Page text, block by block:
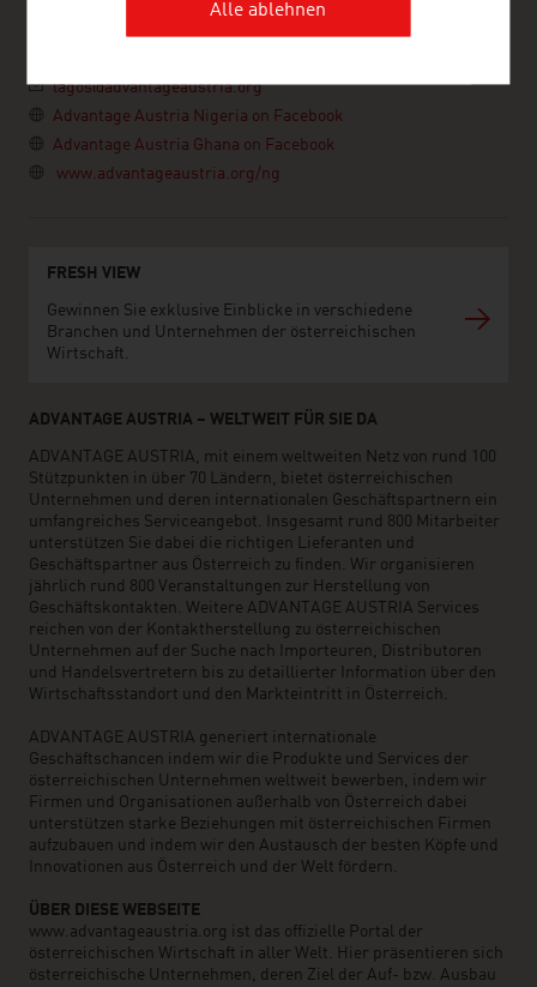
lagos@advantageaustria.org
Advantage Austria Nigeria on Facebook
Advantage Austria Ghana on Facebook
www.advantageaustria.org/ng
FRESH VIEW
Gewinnen Sie exklusive Einblicke in verschiedene
Branchen und Unternehmen der österreichischen
Wirtschaft.
ADVANTAGE AUSTRIA – WELTWEIT FÜR SIE DA
ADVANTAGE AUSTRIA, mit einem weltweiten Netz von rund 100
Stützpunkten in über 70 Ländern, bietet österreichischen
Unternehmen und deren internationalen Geschäftspartnern ein
umfangreiches Serviceangebot. Insgesamt rund 800 Mitarbeiter
unterstützen Sie dabei die richtigen Lieferanten und
Geschäftspartner aus Österreich zu finden. Wir organisieren
jährlich rund 800 Veranstaltungen zur Herstellung von
Geschäftskontakten. Weitere ADVANTAGE AUSTRIA Services
reichen von der Kontaktherstellung zu österreichischen
Unternehmen auf der Suche nach Importeuren, Distributoren
und Handelsvertretern bis zu detaillierter Information über den
Wirtschaftsstandort und den Markteintritt in Österreich.
ADVANTAGE AUSTRIA generiert internationale
Geschäftschancen indem wir die Produkte und Services der
österreichischen Unternehmen weltweit bewerben, indem wir
Firmen und Organisationen außerhalb von Österreich dabei
unterstützen starke Beziehungen mit österreichischen Firmen
aufzubauen und indem wir den Austausch der besten Köpfe und
Innovationen aus Österreich und der Welt fördern.
ÜBER DIESE WEBSEITE
www.advantageaustria.org ist das offizielle Portal der
österreichischen Wirtschaft in aller Welt. Hier präsentieren sich
österreichische Unternehmen, deren Ziel der Auf- bzw. Ausbau
Alle ablehnen